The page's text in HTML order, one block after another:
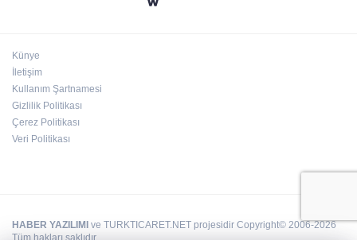
Künye
İletişim
Kullanım Şartnamesi
Gizlilik Politikası
Çerez Politikası
Veri Politikası
HABER YAZILIMI ve TURKTICARET.NET projesidir Copyright© 2006-2026
Tüm hakları saklıdır.